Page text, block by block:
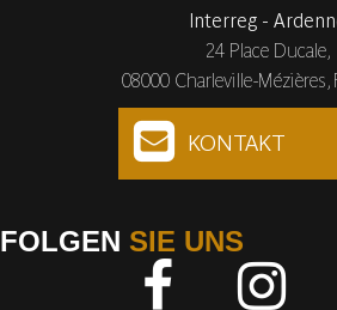
Interreg -
24 Place Ducale,
08000 Charleville-Mézières,
KONTAKT
FOLGEN SIE UNS